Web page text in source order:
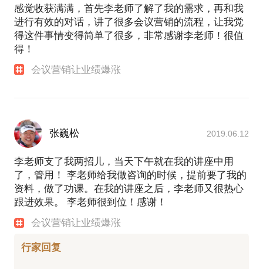
感觉收获满满，首先李老师了解了我的需求，再和我
进行有效的对话，讲了很多会议营销的流程，让我觉
得这件事情变得简单了很多，非常感谢李老师！很值
得！
会议营销让业绩爆涨
张巍松 2019.06.12
李老师支了我两招儿，当天下午就在我的讲座中用
了，管用！ 李老师给我做咨询的时候，提前要了我的
资料，做了功课。在我的讲座之后，李老师又很热心
跟进效果。 李老师很到位！感谢！
会议营销让业绩爆涨
行家回复